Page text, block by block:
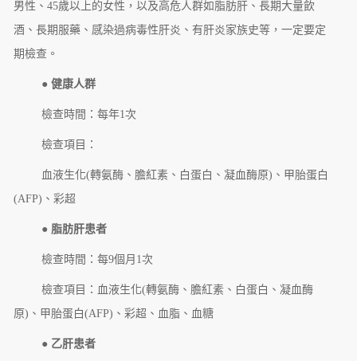
男性、45歲以上的女性，以及高危人群如脂肪肝、長期大量飲
酒、長期服藥、感染過病毒性肝炎、有肝炎家族史等，一定要定
期檢查。
● 健康人群
檢查時間：每年1次
檢查項目：
血液生化(轉氨酶、膽紅素、白蛋白、凝血酶原)、甲胎蛋白
(AFP)、彩超
● 脂肪肝患者
檢查時間：每9個月1次
檢查項目：血液生化(轉氨酶、膽紅素、白蛋白、凝血酶
原)、甲胎蛋白(AFP)、彩超、血脂、血糖
● 乙肝患者